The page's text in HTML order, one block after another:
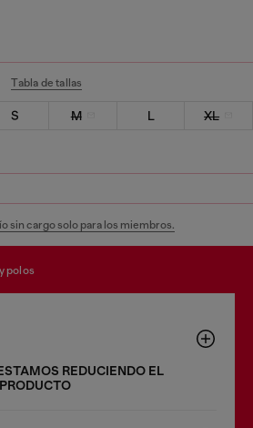
Tabla de tallas
S M L
XL
sin cargo solo para los miembros.
y polos
REDUCIENDO EL